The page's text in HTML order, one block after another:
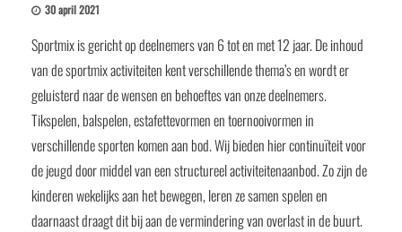
30 april 2021
Sportmix is gericht op deelnemers van 6 tot en met 12 jaar. De inhoud
van de sportmix activiteiten kent verschillende thema’s en wordt er
geluisterd naar de wensen en behoeftes van onze deelnemers.
Tikspelen, balspelen, estafettevormen en toernooivormen in
verschillende sporten komen aan bod. Wij bieden hier continuïteit voor
de jeugd door middel van een structureel activiteitenaanbod. Zo zijn de
kinderen wekelijks aan het bewegen, leren ze samen spelen en
daarnaast draagt dit bij aan de vermindering van overlast in de buurt.